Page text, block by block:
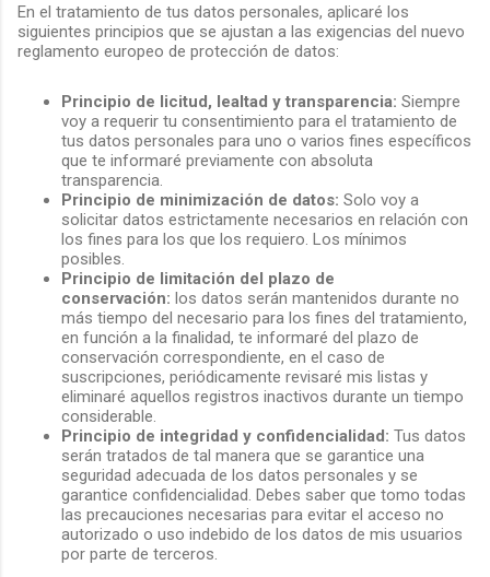
En el tratamiento de tus datos personales, aplicaré los
siguientes principios que se ajustan a las exigencias del nuevo
reglamento europeo de protección de datos:
Principio de licitud, lealtad y transparencia: Siempre
voy a requerir tu consentimiento para el tratamiento de
tus datos personales para uno o varios fines específicos
que te informaré previamente con absoluta
transparencia.
Principio de minimización de datos: Solo voy a
solicitar datos estrictamente necesarios en relación con
los fines para los que los requiero. Los mínimos
posibles.
Principio de limitación del plazo de
conservación: los datos serán mantenidos durante no
más tiempo del necesario para los fines del tratamiento,
en función a la finalidad, te informaré del plazo de
conservación correspondiente, en el caso de
suscripciones, periódicamente revisaré mis listas y
eliminaré aquellos registros inactivos durante un tiempo
considerable.
Principio de integridad y confidencialidad: Tus datos
serán tratados de tal manera que se garantice una
seguridad adecuada de los datos personales y se
garantice confidencialidad. Debes saber que tomo todas
las precauciones necesarias para evitar el acceso no
autorizado o uso indebido de los datos de mis usuarios
por parte de terceros.